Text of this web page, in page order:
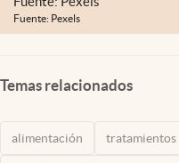
Fuente: Pexels
Temas relacionados
alimentación tratamientos